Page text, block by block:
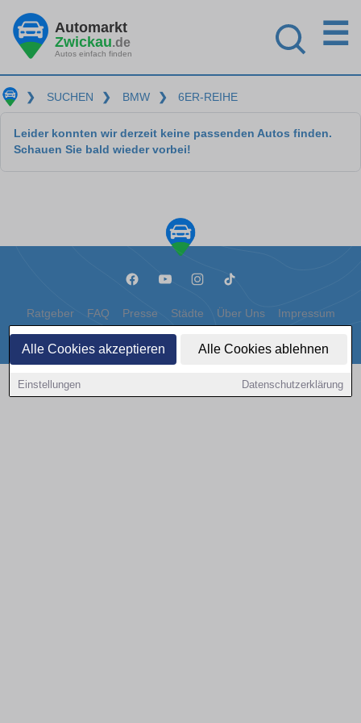
Alle Cookies akzeptieren Alle Cookies ablehnen
Einstellungen Datenschutzerklärung
Automarkt
Zwickau.de
Autos einfach finden
☰
❯ SUCHEN ❯ BMW ❯ 6ER-REIHE
Leider konnten wir derzeit keine passenden Autos finden.
Schauen Sie bald wieder vorbei!
Ratgeber FAQ Presse Städte Über Uns Impressum
Datenschutz Cookies
Copyright © 2000 - 2026 | 1A Infosysteme GmbH | Content by: 1a-sites-autos